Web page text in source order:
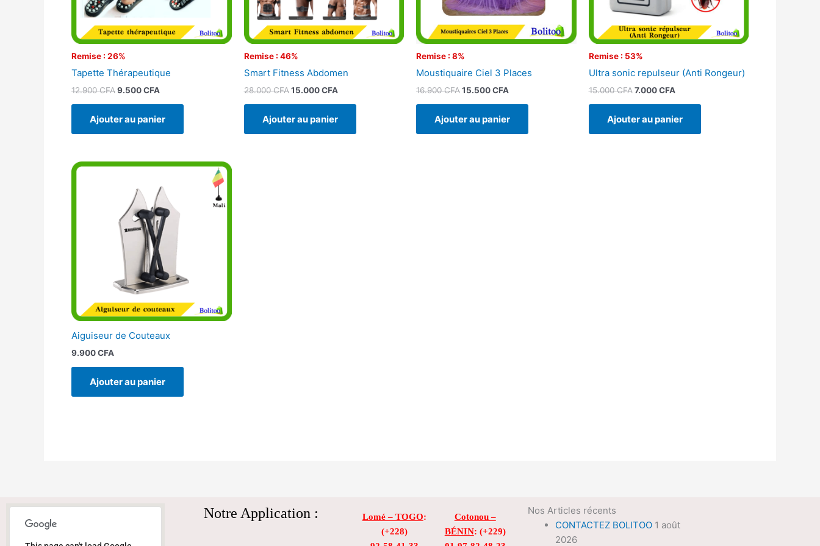
Remise : 26%
Tapette Thérapeutique
12.900CFA9.500CFA
Ajouter au panier
Remise : 46%
Smart Fitness Abdomen
28.000CFA 15.000CFA
Ajouter au panier
Remise : 8%
Moustiquaire Ciel 3 Places
16.900CFA15.500CFA
Ajouter au panier
Remise : 53%
Ultra sonic repulseur (Anti Rongeur)
15.000CFA 7.000CFA
Ajouter au panier
Aiguiseur de Couteaux
9.900CFA
Ajouter au panier
Notre Application : Lomé – TOGO:
(+228)
Cotonou –
BÉNIN: (+229)
Nos Articles récents
CONTACTEZ BOLITOO 1 août
2026